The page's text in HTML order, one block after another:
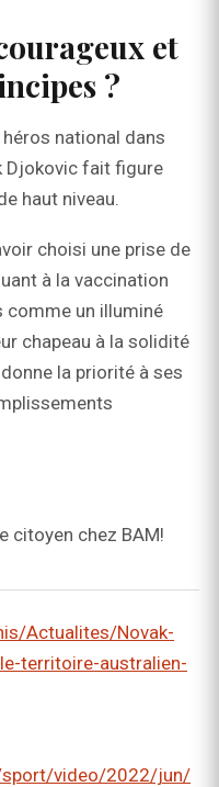
et
?
national dans
Djokovic fait figure
haut niveau.
choisi une prise de
à la vaccination
comme un illuminé
chapeau à la solidité
la priorité à ses
citoyen chez BAM!
Actualites/Novak-
territoire-australien-
sport/video/2022/jun/